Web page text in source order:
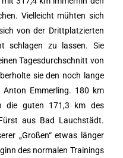
Vielleicht mühten sich
von der Drittplatzierten
schlagen zu lassen. Sie
Tagesdurchschnitt von
sie den noch lange
Emmerling. 180 km
die guten 171,3 km des
aus Bad Lauchstädt.
„Großen“ etwas länger
des normalen Trainings